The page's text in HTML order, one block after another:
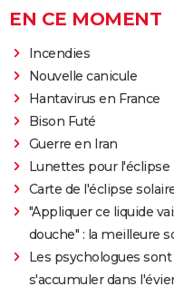
EN CE MOMENT
Incendies
Nouvelle canicule
Hantavirus en France
Bison Futé
Guerre en Iran
Lunettes pour l'éclipse
Carte de l'éclipse
"Appliquer ce liquide
douche" : la meilleure
Les psychologues sont
s'accumuler dans